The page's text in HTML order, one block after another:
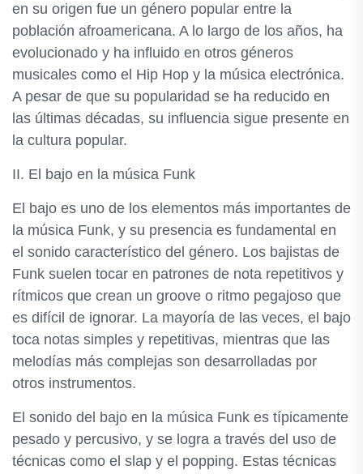
en su origen fue un género popular entre la
población afroamericana. A lo largo de los años, ha
evolucionado y ha influido en otros géneros
musicales como el Hip Hop y la música electrónica.
A pesar de que su popularidad se ha reducido en
las últimas décadas, su influencia sigue presente en
la cultura popular.
II. El bajo en la música Funk
El bajo es uno de los elementos más importantes de
la música Funk, y su presencia es fundamental en
el sonido característico del género. Los bajistas de
Funk suelen tocar en patrones de nota repetitivos y
rítmicos que crean un groove o ritmo pegajoso que
es difícil de ignorar. La mayoría de las veces, el bajo
toca notas simples y repetitivas, mientras que las
melodías más complejas son desarrolladas por
otros instrumentos.
El sonido del bajo en la música Funk es típicamente
pesado y percusivo, y se logra a través del uso de
técnicas como el slap y el popping. Estas técnicas